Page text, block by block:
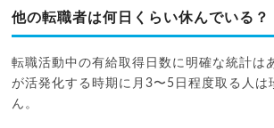
他の転職者は何日くらい休んでいる？
転職活動中の有給取得日数に明確な統計は
が活発化する時期に月3〜5日程度取る人は
ん。